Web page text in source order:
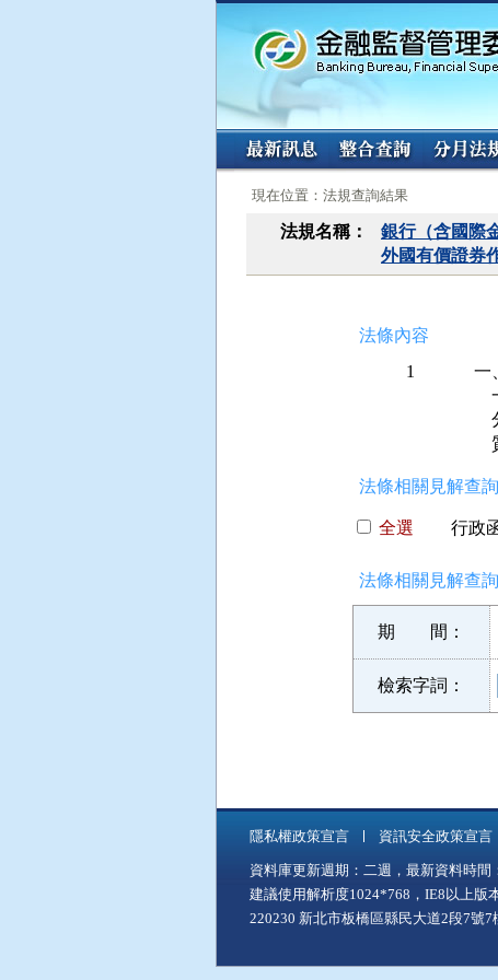
:::
現在位置：法規查詢結果
法規名稱：
銀行（含國際
外國有價證券
法條內容
1
一
法條相關見解查
全選 行政
法條相關見解查
期 間：
檢索字詞：
隱私權政策宣言 資訊安全政策宣言
資料庫更新週期：二週，最新資料時間
建議使用解析度1024*768，IE8以上版
220230 新北市板橋區縣民大道2段7號